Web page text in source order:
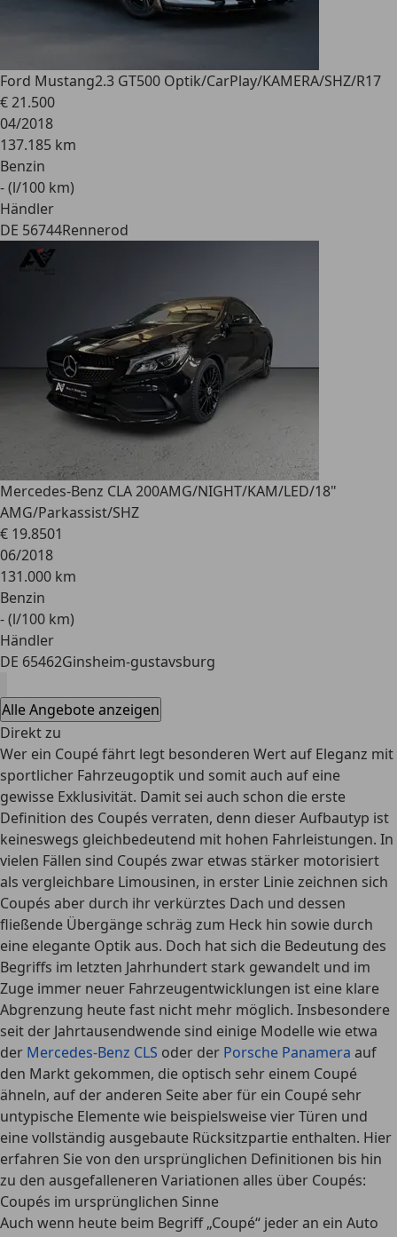
Ford Mustang2.3 GT500 Optik/CarPlay/KAMERA/SHZ/R17
€ 21.500
04/2018
137.185 km
Benzin
- (l/100 km)
Händler
DE 56744Rennerod
Mercedes-Benz CLA 200AMG/NIGHT/KAM/LED/18"
AMG/Parkassist/SHZ
€ 19.8501
06/2018
131.000 km
Benzin
- (l/100 km)
Händler
DE 65462Ginsheim-gustavsburg
Alle Angebote anzeigen
Direkt zu
Wer ein Coupé fährt legt besonderen Wert auf Eleganz mit
sportlicher Fahrzeugoptik und somit auch auf eine
gewisse Exklusivität. Damit sei auch schon die erste
Definition des Coupés verraten, denn dieser Aufbautyp ist
keineswegs gleichbedeutend mit hohen Fahrleistungen. In
vielen Fällen sind Coupés zwar etwas stärker motorisiert
als vergleichbare Limousinen, in erster Linie zeichnen sich
Coupés aber durch ihr verkürztes Dach und dessen
fließende Übergänge schräg zum Heck hin sowie durch
eine elegante Optik aus. Doch hat sich die Bedeutung des
Begriffs im letzten Jahrhundert stark gewandelt und im
Zuge immer neuer Fahrzeugentwicklungen ist eine klare
Abgrenzung heute fast nicht mehr möglich. Insbesondere
seit der Jahrtausendwende sind einige Modelle wie etwa
der Mercedes-Benz CLS oder der Porsche Panamera auf
den Markt gekommen, die optisch sehr einem Coupé
ähneln, auf der anderen Seite aber für ein Coupé sehr
untypische Elemente wie beispielsweise vier Türen und
eine vollständig ausgebaute Rücksitzpartie enthalten. Hier
erfahren Sie von den ursprünglichen Definitionen bis hin
zu den ausgefalleneren Variationen alles über Coupés:
Coupés im ursprünglichen Sinne
Auch wenn heute beim Begriff „Coupé“ jeder an ein Auto